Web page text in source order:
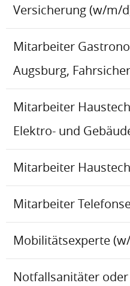
Versicherung (w/m/
Mitarbeiter
Augsburg,
Mitarbeiter
Elektro- und
Mitarbeiter
Mitarbeiter
Mobilitätsexperte
Notfallsanitäter